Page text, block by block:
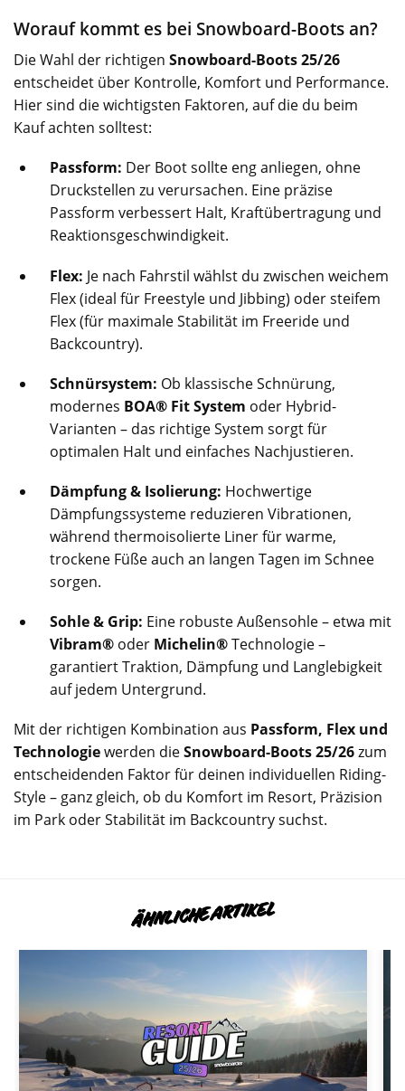
Worauf kommt es bei Snowboard-Boots an?
Die Wahl der richtigen Snowboard-Boots 25/26
entscheidet über Kontrolle, Komfort und Performance.
Hier sind die wichtigsten Faktoren, auf die du beim
Kauf achten solltest:
Passform: Der Boot sollte eng anliegen, ohne
Druckstellen zu verursachen. Eine präzise
Passform verbessert Halt, Kraftübertragung und
Reaktionsgeschwindigkeit.
Flex: Je nach Fahrstil wählst du zwischen weichem
Flex (ideal für Freestyle und Jibbing) oder steifem
Flex (für maximale Stabilität im Freeride und
Backcountry).
Schnürsystem: Ob klassische Schnürung,
modernes BOA® Fit System oder Hybrid-
Varianten – das richtige System sorgt für
optimalen Halt und einfaches Nachjustieren.
Dämpfung & Isolierung: Hochwertige
Dämpfungssysteme reduzieren Vibrationen,
während thermoisolierte Liner für warme,
trockene Füße auch an langen Tagen im Schnee
sorgen.
Sohle & Grip: Eine robuste Außensohle – etwa mit
Vibram® oder Michelin®Technologie –
garantiert Traktion, Dämpfung und Langlebigkeit
auf jedem Untergrund.
Mit der richtigen Kombination aus Passform, Flex und
Technologiewerden dieSnowboard-Boots 25/26zum
entscheidenden Faktor für deinen individuellen Riding-
Style – ganz gleich, ob du Komfort im Resort, Präzision
im Park oder Stabilität im Backcountry suchst.
ÄHNLICHE ARTIKEL